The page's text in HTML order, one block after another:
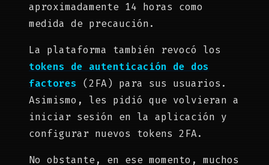
aproximadamente 14 horas como
medida de precaución.
La plataforma también revocó los
tokens de autenticación de dos
factores
(2FA) para sus usuarios.
Asimismo, les pidió que volvieran a
iniciar sesión en la aplicación y
configurar nuevos tokens 2FA.
No obstante, en ese momento, muchos